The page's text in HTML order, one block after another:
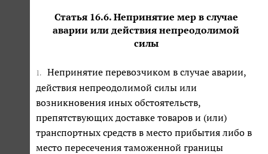
Статья 16.6. Непринятие мер в случае
аварии или действия непреодолимой
силы
1.
Непринятие перевозчиком в случае аварии,
действия непреодолимой силы или
возникновения иных обстоятельств,
препятствующих доставке товаров и (или)
транспортных средств в место прибытия либо в
место пересечения таможенной границы